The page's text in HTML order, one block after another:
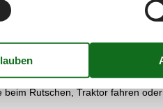
historische Leuchtturm sowie
Hafenanlagen Rostocks
sein können, sind der Zoo in
Rutschen, Traktor fahren